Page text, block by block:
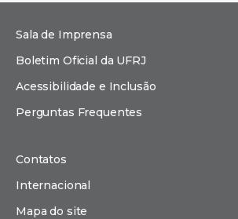
Sala de Imprensa
Boletim Oficial da UFRJ
Acessibilidade e Inclusão
Perguntas Frequentes
Contatos
Internacional
Mapa do site